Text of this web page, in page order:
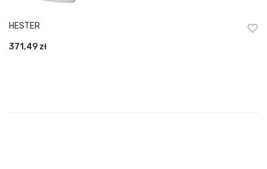
HESTER
371,49 zł